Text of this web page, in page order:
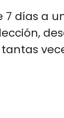
días a